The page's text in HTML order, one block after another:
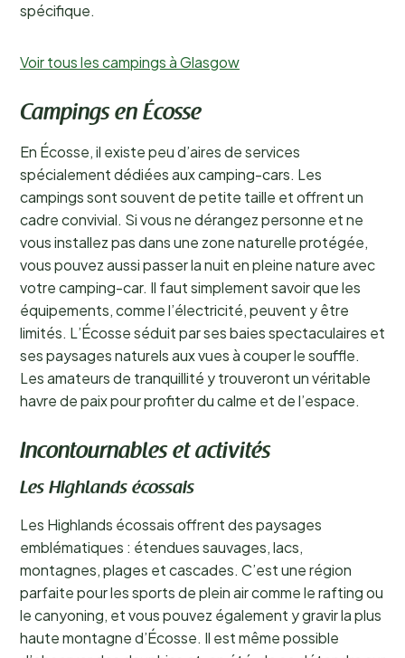
spécifique.
Voir tous les campings à Glasgow
Campings en Écosse
En Écosse, il existe peu d’aires de services
spécialement dédiées aux camping-cars. Les
campings sont souvent de petite taille et offrent un
cadre convivial. Si vous ne dérangez personne et ne
vous installez pas dans une zone naturelle protégée,
vous pouvez aussi passer la nuit en pleine nature avec
votre camping-car. Il faut simplement savoir que les
équipements, comme l’électricité, peuvent y être
limités. L’Écosse séduit par ses baies spectaculaires et
ses paysages naturels aux vues à couper le souffle.
Les amateurs de tranquillité y trouveront un véritable
havre de paix pour profiter du calme et de l’espace.
Incontournables et activités
Les Highlands écossais
Les Highlands écossais offrent des paysages
emblématiques : étendues sauvages, lacs,
montagnes, plages et cascades. C’est une région
parfaite pour les sports de plein air comme le rafting ou
le canyoning, et vous pouvez également y gravir la plus
haute montagne d’Écosse. Il est même possible